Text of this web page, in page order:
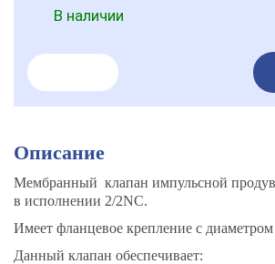
В наличии
Описание
Мембранный клапан импульсной
в исполнении 2/2NC.
Имеет фланцевое крепление с
Данный клапан обеспечивает: